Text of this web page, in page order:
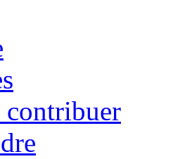
contribuer